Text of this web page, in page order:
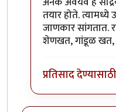
तयार होते.
जाणकार सांगतात.
शेणखत, गांडूळ खत,
प्रतिसाद देण्यासाठी